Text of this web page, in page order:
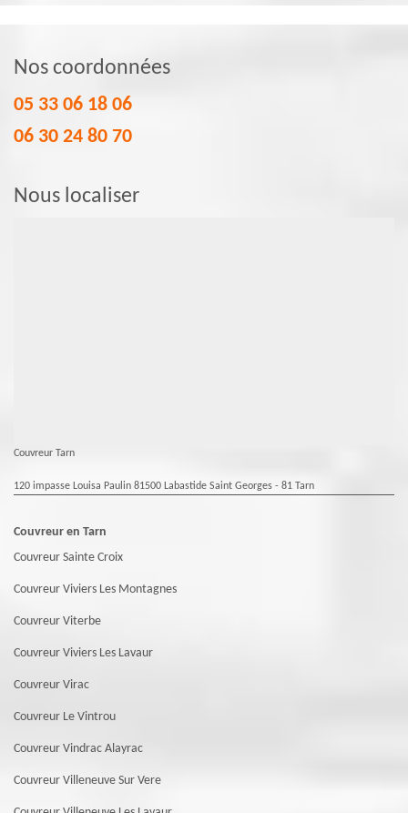
Nos coordonnées
05 33 06 18 06
06 30 24 80 70
Nous localiser
Couvreur Tarn
120 impasse Louisa Paulin 81500 Labastide Saint Georges - 81 Tarn
Couvreur en Tarn
Couvreur Sainte Croix
Couvreur Viviers Les Montagnes
Couvreur Viterbe
Couvreur Viviers Les Lavaur
Couvreur Virac
Couvreur Le Vintrou
Couvreur Vindrac Alayrac
Couvreur Villeneuve Sur Vere